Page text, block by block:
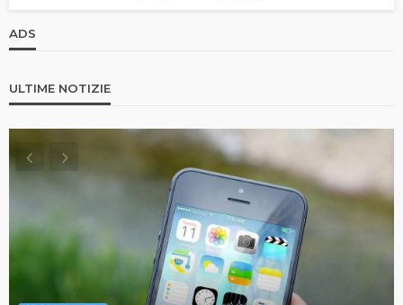
ADS
ULTIME NOTIZIE